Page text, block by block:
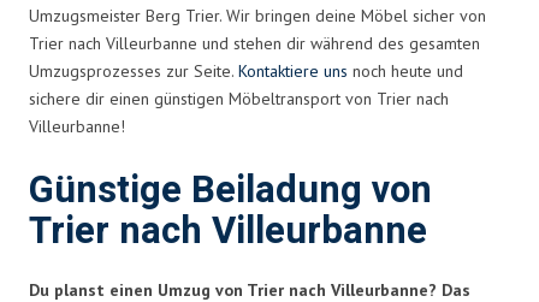
Umzugsmeister Berg Trier. Wir bringen deine Möbel sicher von
Trier nach Villeurbanne und stehen dir während des gesamten
Umzugsprozesses zur Seite. Kontaktiere uns noch heute und
sichere dir einen günstigen Möbeltransport von Trier nach
Villeurbanne!
Günstige Beiladung von
Trier nach Villeurbanne
Du planst einen Umzug von Trier nach Villeurbanne? Das